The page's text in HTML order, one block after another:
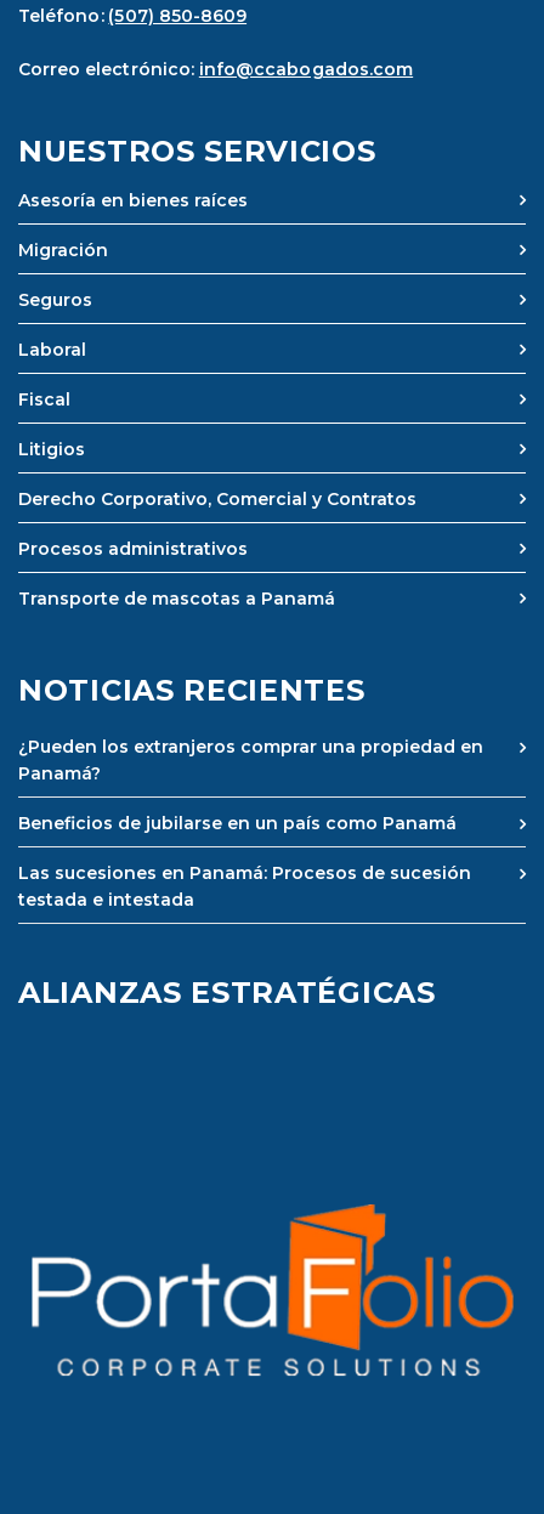
Teléfono: (507) 850-8609
Correo electrónico: info@ccabogados.com
NUESTROS SERVICIOS
Asesoría en bienes raíces
Migración
Seguros
Laboral
Fiscal
Litigios
Derecho Corporativo, Comercial y Contratos
Procesos administrativos
Transporte de mascotas a Panamá
NOTICIAS RECIENTES
¿Pueden los extranjeros comprar una propiedad en
Panamá?
Beneficios de jubilarse en un país como Panamá
Las sucesiones en Panamá: Procesos de sucesión
testada e intestada
ALIANZAS ESTRATÉGICAS